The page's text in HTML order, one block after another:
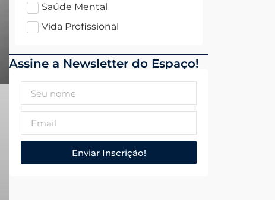
Saúde Mental
Vida Profissional
Assine a Newsletter do Espaço!
Enviar Inscrição!